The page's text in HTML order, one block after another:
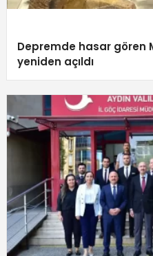
Depremde hasar gören
yeniden açıldı